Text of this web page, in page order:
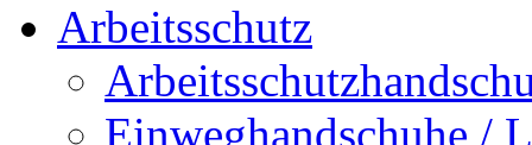
Arbeitsschutz
Einweghandschuhe /